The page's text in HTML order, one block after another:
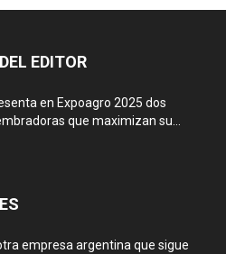
EDITOR
en Expoagro 2025 dos
que maximizan su...
empresa argentina que sigue